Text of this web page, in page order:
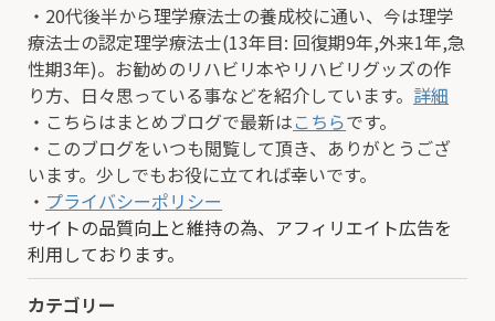
・20代後半から理学療法士の養成校に通い、今は理学
療法士の認定理学療法士(13年目: 回復期9年,外来1年,急
性期3年)。お勧めのリハビリ本やリハビリグッズの作
り方、日々思っている事などを紹介しています。 詳細
・こちらはまとめブログで最新はこちらです。
・このブログをいつも閲覧して頂き、ありがとうござ
います。少しでもお役に立てれば幸いです。
・ プライバシーポリシー
サイトの品質向上と維持の為、アフィリエイト広告を
利用しております。
カテゴリー